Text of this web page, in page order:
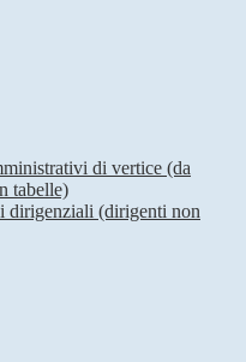
di vertice (da
tabelle)
dirigenziali (dirigenti non